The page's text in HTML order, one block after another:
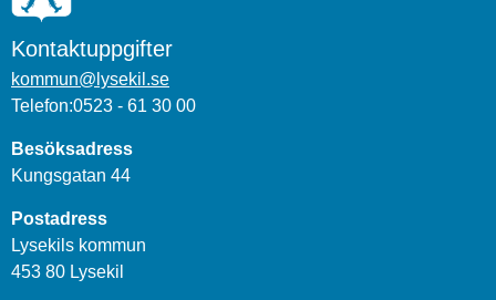
Kontaktuppgifter
kommun@lysekil.se
Telefon:0523 - 61 30 00
Besöksadress
Kungsgatan 44
Postadress
Lysekils kommun
453 80 Lysekil